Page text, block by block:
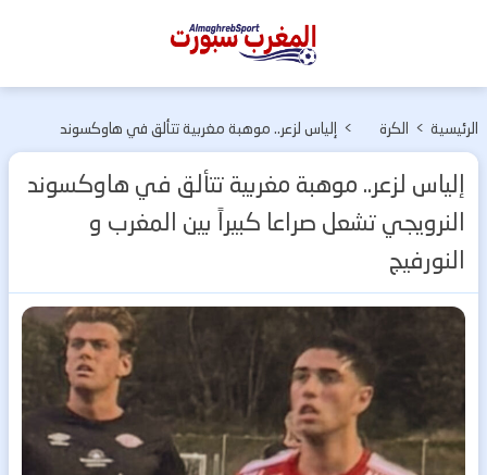
المغرب
الرئيسية > الكرة
> إلياس لزعر.. موهبة مغربية تتألق في هاوكسوند
النرويجي تشعل صراعا كبيراً بين المغرب و النورفيج
إلياس لزعر.. موهبة مغربية تتألق في هاوكسوند
النرويجي تشعل صراعا كبيراً بين المغرب و
النورفيج